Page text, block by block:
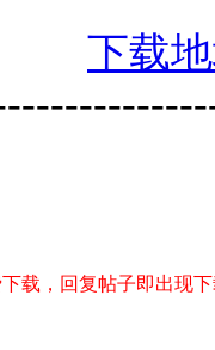
： 下载
载，回复帖子即出现下